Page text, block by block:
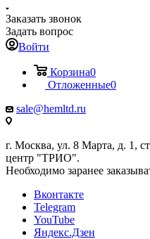
Заказать звонок
Задать вопрос
Войти
Корзина0
Отложенные0
sale@hemltd.ru
г. Москва, ул. 8 Марта, д. 1,
центр "ТРИО".
Необходимо заранее
Вконтакте
Telegram
YouTube
Яндекс.Дзен